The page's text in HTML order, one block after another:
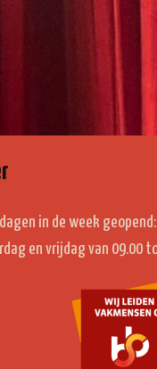
in de week geopend:
en vrijdag van 09.00